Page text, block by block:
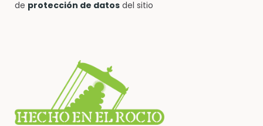
de protección de datos del sitio